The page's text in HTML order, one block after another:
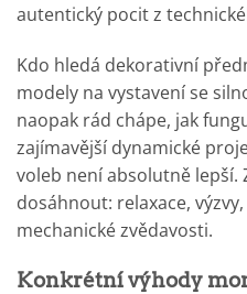
autentický pocit z
Kdo hledá dekorativní
modely na vystavení se
naopak rád chápe, jak
zajímavější dynamické
voleb není absolutně lepší.
dosáhnout: relaxace,
mechanické zvědavosti.
Konkrétní výhody